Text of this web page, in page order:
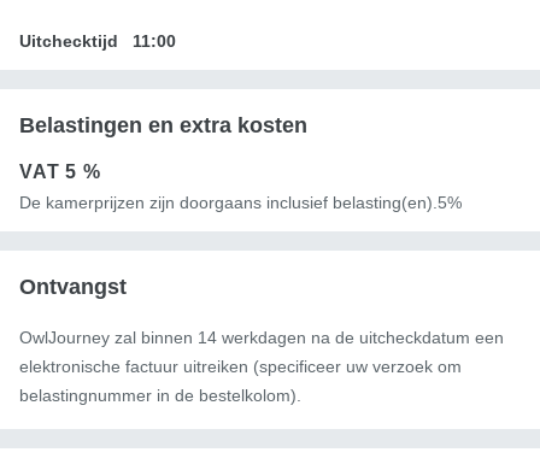
Uitchecktijd 11:00
Belastingen en extra kosten
VAT5 %
De kamerprijzen zijn doorgaans inclusief belasting(en).5%
Ontvangst
OwlJourney zal binnen 14 werkdagen na de uitcheckdatum een ​​
elektronische factuur uitreiken (specificeer uw verzoek om
belastingnummer in de bestelkolom).